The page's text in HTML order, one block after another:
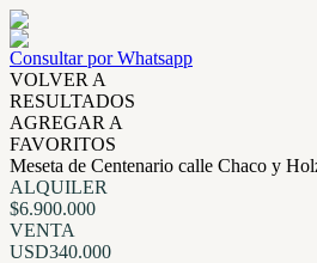
Consultar por Whatsapp
VOLVER A
RESULTADOS
AGREGAR A
FAVORITOS
Meseta de Centenario calle Chaco y
ALQUILER
$6.900.000
VENTA
USD340.000